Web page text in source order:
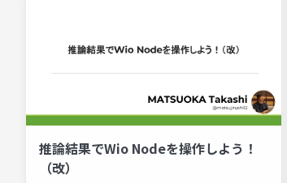
推論結果でWio Nodeを操作しよう！
（改）